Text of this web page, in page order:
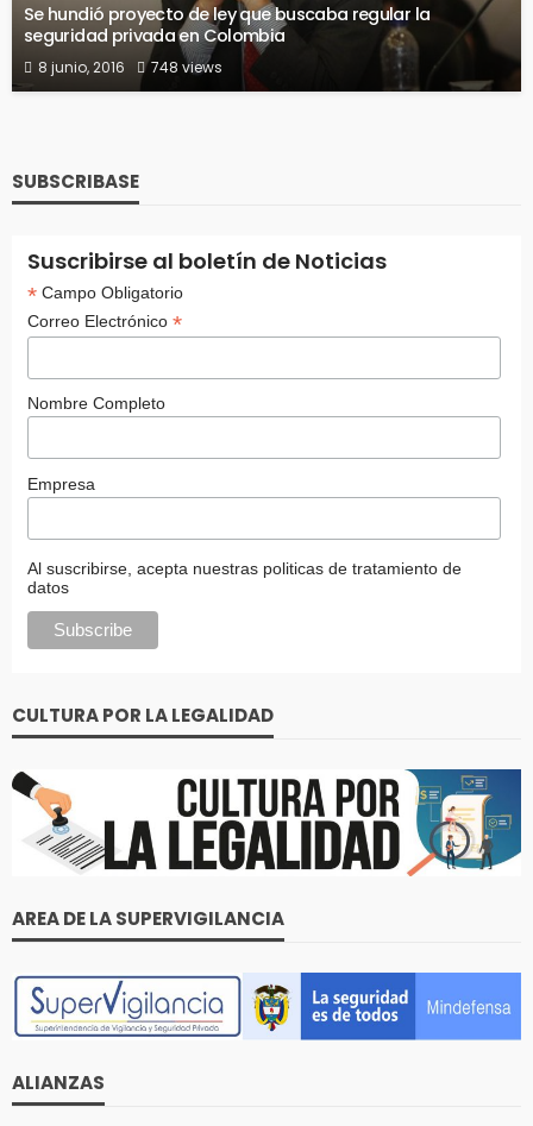
Se hundió proyecto de ley que buscaba regular la
seguridad privada en Colombia
8 junio, 2016 748 views
SUBSCRIBASE
Suscribirse al boletín de Noticias
*Campo Obligatorio
Correo Electrónico *
Nombre Completo
Empresa
Al suscribirse, acepta nuestras politicas de tratamiento de
datos
CULTURA POR LA LEGALIDAD
AREA DE LA SUPERVIGILANCIA
ALIANZAS